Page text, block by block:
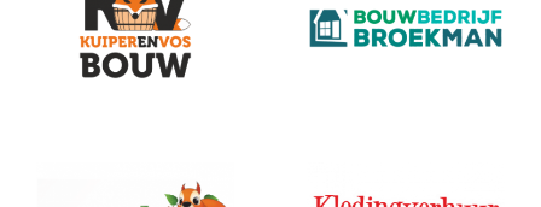
Broekman
Kuiper+Vos